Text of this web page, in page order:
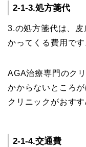
2-1-3.処方箋代
3.の処方箋代は、
かってくる費用です
AGA治療専門のク
かからないところ
クリニックがおすす
2-1-4.交通費